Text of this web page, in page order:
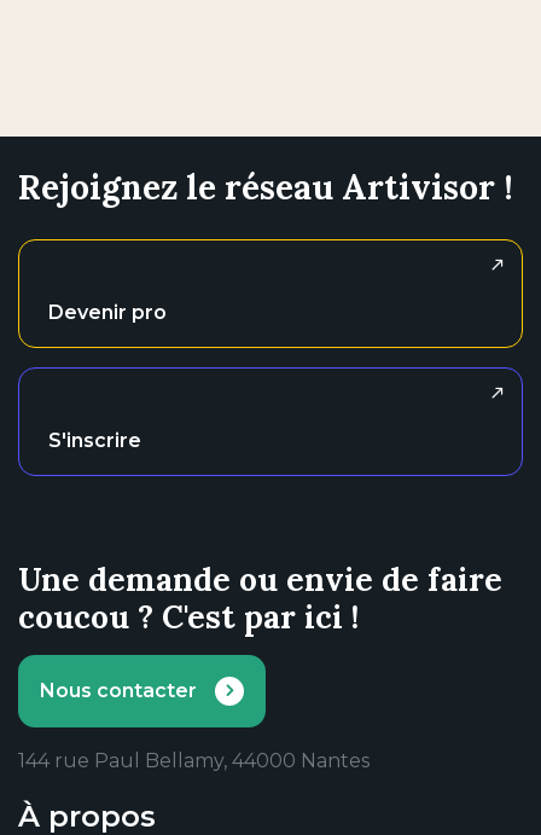
Rejoignez le réseau Artivisor !
Devenir pro
S'inscrire
Une demande ou envie de faire
coucou ? C'est par ici !
Nous contacter
144 rue Paul Bellamy, 44000 Nantes
À propos